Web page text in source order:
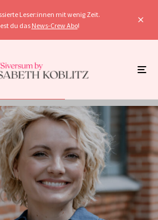
Leser:innen mit wenig Zeit.
du das News-Crew Abo!